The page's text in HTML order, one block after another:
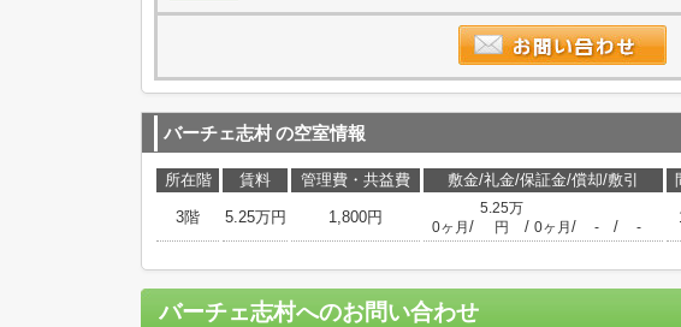
バーチェ志村の空室情報
所在階 賃料 管理費・共益費 敷金/礼金/保証金/償却/敷引
3階
5.25万円 1,800円
0ヶ月 /
5.25万
円
/ 0ヶ月 / - / -
バーチェ志村へのお問い合わせ